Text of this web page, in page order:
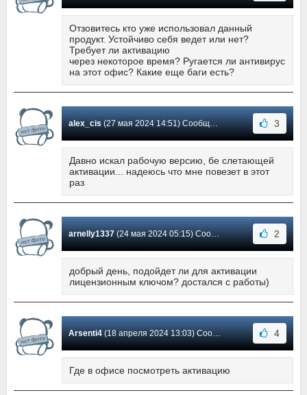
Отзовитесь кто уже использовал данный
продукт. Устойчиво себя ведет или нет?
Требует ли активацию
через некоторое время? Ругается ли антивирус
на этот офис? Какие еще баги есть?
alex_cis(27 мая 2024 14:51) Сообщение #1349 3
Давно искал рабочую версию, бе слетающей
активации... надеюсь что мне повезет в этот
раз
arnelly1337(24 мая 2024 05:15) Сообщение #1348 2
добрый день, подойдет ли для активации
лицензионным ключом? достался с работы)
Arsenti4(18 апреля 2024 13:03) Сообщение #1347 4
Где в офисе посмотреть активацию